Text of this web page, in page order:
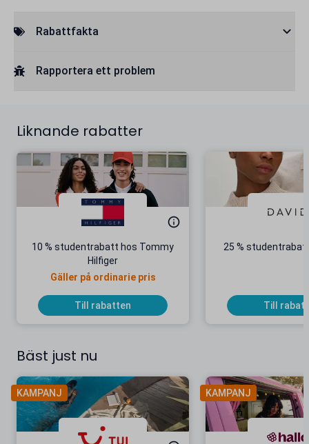
Rabattfakta
Rapportera ett problem
Liknande rabatter
10 % studentrabatt hos Tommy
Hilfiger
Gäller på ordinarie pris
Till rabatten
25 %
Till
Bäst just nu
KAMPANJ KAMPANJ